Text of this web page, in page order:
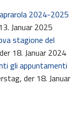
2024-2025
Januar 2025
stagione del
18. Januar 2024
gli appuntamenti
der 18. Januar